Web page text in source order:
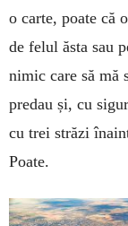
o carte, poate că
de felul ăsta sau
nimic care să mă
predau și, cu
cu trei străzi
Poate.